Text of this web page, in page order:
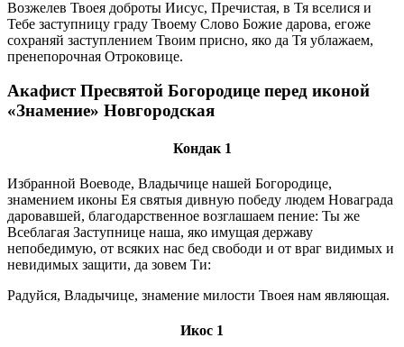
Возжелев Твоея доброты Иисус, Пречистая, в Тя вселися и
Тебе заступницу граду Твоему Слово Божие дарова, егоже
сохраняй заступлением Твоим присно, яко да Тя ублажаем,
пренепорочная Отроковице.
Акафист Пресвятой Богородице перед иконой
«Знамение» Новгородская
Кондак 1
Избранной Воеводе, Владычице нашей Богородице,
знамением иконы Ея святыя дивную победу людем Новаграда
даровавшей, благодарственное возглашаем пение: Ты же
Всеблагая Заступнице наша, яко имущая державу
непобедимую, от всяких нас бед свободи и от враг видимых и
невидимых защити, да зовем Ти:
Радуйся, Владычице, знамение милости Твоея нам являющая.
Икос 1